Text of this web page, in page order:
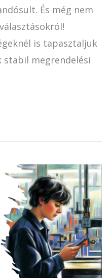
És még nem
is tapasztaljuk
stabil megrendelési